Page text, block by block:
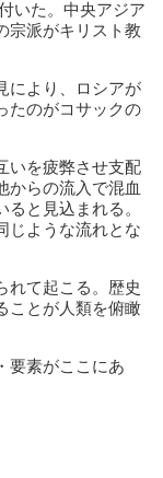
いた。中央アジア
宗派がキリスト教
により、ロシアが
たのがコサックの
いを疲弊させ支配
からの流入で混血
と見込まれる。
じような流れとな
れて起こる。歴史
ことが人類を俯瞰
要素がここにあ